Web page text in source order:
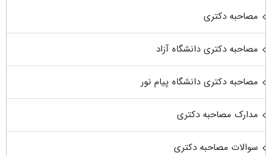
مصاحبه دکتری
مصاحبه دکتری دانشگاه آزاد
مصاحبه دکتری دانشگاه پیام نور
مدارک مصاحبه دکتری
سوالات مصاحبه دکتری